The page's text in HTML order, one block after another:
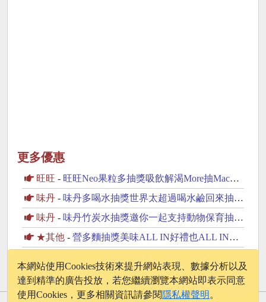
更多優惠
旺旺 - 旺旺Neo果粒多抽獎吸飲解渴More抽MacBook Neo
味丹 - 味丹多喝水抽獎世界太超過喝水鹼回來抽iPhone17
味丹 - 味丹竹炭水抽獎邀你一起支持動物保育抽2萬元旅遊金
★其他 - 營多麵抽獎美味ALL IN好禮也ALL IN抽iPhone17
本網站使用Cookies技術來提升網站表現、數據分析以及
達到精準的廣告投放，若您繼續瀏覽本網站即表示同意
使用Cookies，更多相關資訊請參閱 隱私權聲明 。